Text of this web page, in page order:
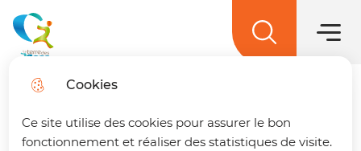
Cookies
Ce site utilise des cookies pour assurer le bon
fonctionnement et réaliser des statistiques de visite.
Skip to
menu
content
Skip to
site map
🚌 Vos déplacements simplifiés sur La
La terre des 2 caps Menu